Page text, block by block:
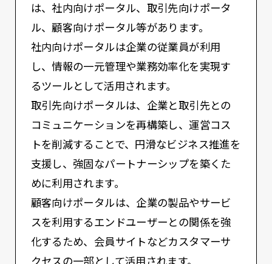
は、社内向けポータル、取引先向けポータ
ル、顧客向けポータル等があります。
社内向けポータルは企業の従業員が利用
し、情報の一元管理や業務効率化を実現す
るツールとして活用されます。
取引先向けポータルは、企業と取引先との
コミュニケーションを再構築し、運営コス
トを削減することで、円滑なビジネス推進を
支援し、強固なパートナーシップを築くた
めに利用されます。
顧客向けポータルは、企業の製品やサービ
スを利用するエンドユーザーとの関係を強
化するため、会員サイトなどカスタマーサ
クセスの一部として活用されます。